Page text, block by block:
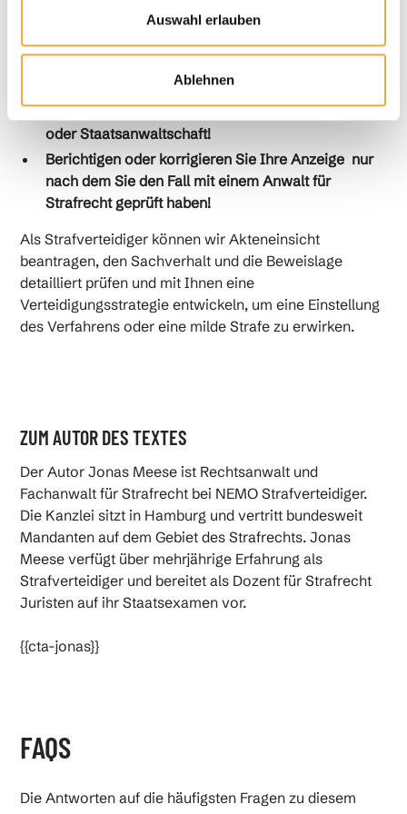
Auswahl erlauben
Ablehnen
wegen des Vorwurfs des Vortäuschens einer Straftat
erhalten haben, läuft gegen Sie bereits ein
Machen Sie keine Angaben gegenüber der Polizei
oder Staatsanwaltschaft!
Berichtigen oder korrigieren Sie Ihre Anzeige nur
nach dem Sie den Fall mit einem Anwalt für
Strafrecht geprüft haben!
Als Strafverteidiger können wir Akteneinsicht
beantragen, den Sachverhalt und die Beweislage
detailliert prüfen und mit Ihnen eine
Verteidigungsstrategie entwickeln, um eine Einstellung
des Verfahrens oder eine milde Strafe zu erwirken.
ZUM AUTOR DES TEXTES
Der Autor Jonas Meese ist Rechtsanwalt und
Fachanwalt für Strafrecht bei NEMO Strafverteidiger.
Die Kanzlei sitzt in Hamburg und vertritt bundesweit
Mandanten auf dem Gebiet des Strafrechts. Jonas
Meese verfügt über mehrjährige Erfahrung als
Strafverteidiger und bereitet als Dozent für Strafrecht
Juristen auf ihr Staatsexamen vor.
{{cta-jonas}}
FAQS
Die Antworten auf die häufigsten Fragen zu diesem